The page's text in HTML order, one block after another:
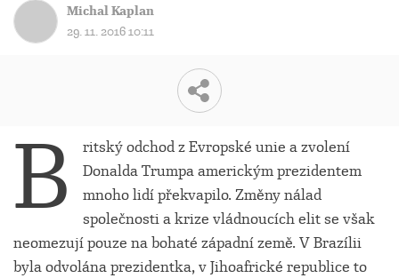
Michal Kaplan
29. 11. 2016 10:11
B
ritský odchod z Evropské unie a zvolení
Donalda Trumpa americkým prezidentem
mnoho lidí překvapilo. Změny nálad
společnosti a krize vládnoucích elit se však
neomezují pouze na bohaté západní země. V Brazílii
byla odvolána prezidentka, v Jihoafrické republice to